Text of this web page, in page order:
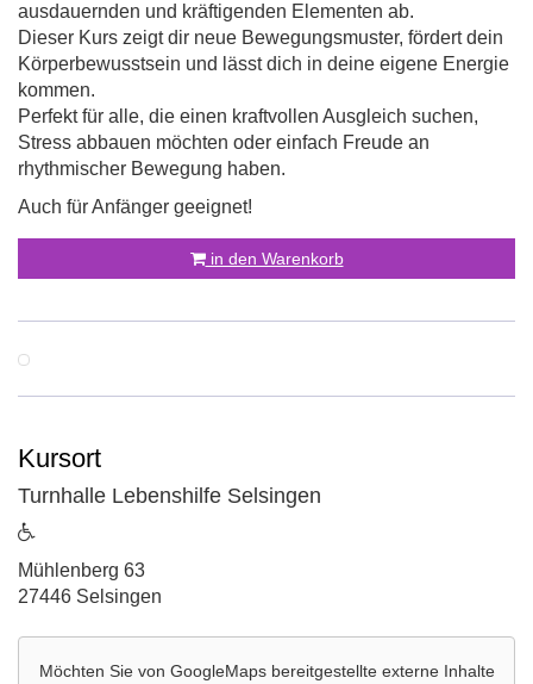
ausdauernden und kräftigenden Elementen ab.
Dieser Kurs zeigt dir neue Bewegungsmuster, fördert dein
Körperbewusstsein und lässt dich in deine eigene Energie
kommen.
Perfekt für alle, die einen kraftvollen Ausgleich suchen,
Stress abbauen möchten oder einfach Freude an
rhythmischer Bewegung haben.
Auch für Anfänger geeignet!
in den Warenkorb
Kursort
Turnhalle Lebenshilfe Selsingen
Adresse:
Mühlenberg 63
27446 Selsingen
Möchten Sie von GoogleMapsbereitgestellte externe Inhalte